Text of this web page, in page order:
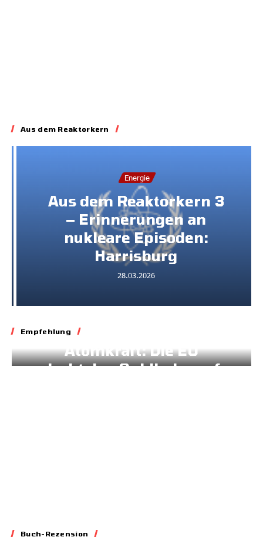
Aus dem Reaktorkern
Energie
Aus dem Reaktorkern 3
– Erinnerungen an
nukleare Episoden:
Harrisburg
28.03.2026
Empfehlung
Atomkraft: Die EU
dreht den Geldhahn auf
Buch-Rezension